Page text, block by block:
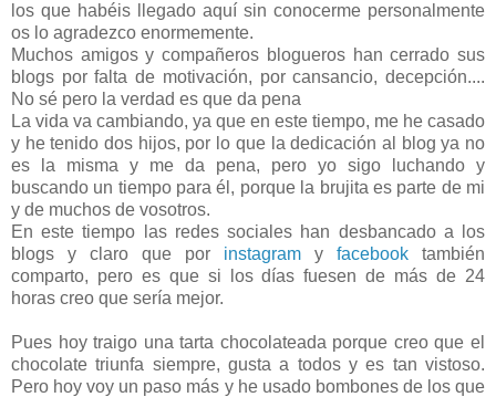
los que habéis llegado aquí sin conocerme personalmente
os lo agradezco enormemente.
Muchos amigos y compañeros blogueros han cerrado sus
blogs por falta de motivación, por cansancio, decepción....
No sé pero la verdad es que da pena
La vida va cambiando, ya que en este tiempo, me he casado
y he tenido dos hijos, por lo que la dedicación al blog ya no
es la misma y me da pena, pero yo sigo luchando y
buscando un tiempo para él, porque la brujita es parte de mi
y de muchos de vosotros.
En este tiempo las redes sociales han desbancado a los
blogs y claro que por instagram y facebook también
comparto, pero es que si los días fuesen de más de 24
horas creo que sería mejor.
Pues hoy traigo una tarta chocolateada porque creo que el
chocolate triunfa siempre, gusta a todos y es tan vistoso.
Pero hoy voy un paso más y he usado bombones de los que